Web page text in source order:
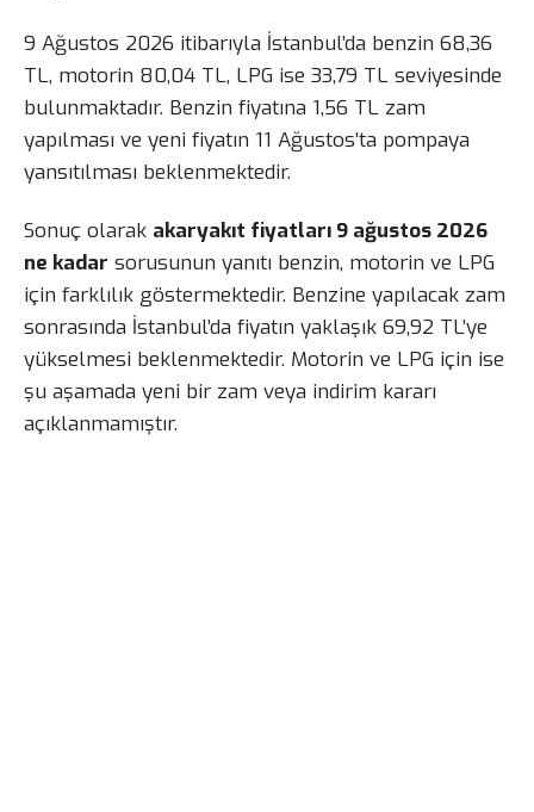
9 Ağustos 2026 itibarıyla İstanbul’da benzin 68,36
TL, motorin 80,04 TL, LPG ise 33,79 TL seviyesinde
bulunmaktadır. Benzin fiyatına 1,56 TL zam
yapılması ve yeni fiyatın 11 Ağustos’ta pompaya
yansıtılması beklenmektedir.
Sonuç olarak akaryakıt fiyatları 9 ağustos 2026
ne kadar sorusunun yanıtı benzin, motorin ve LPG
için farklılık göstermektedir. Benzine yapılacak zam
sonrasında İstanbul’da fiyatın yaklaşık 69,92 TL’ye
yükselmesi beklenmektedir. Motorin ve LPG için ise
şu aşamada yeni bir zam veya indirim kararı
açıklanmamıştır.